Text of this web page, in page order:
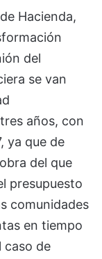
Hacienda,
del
se van
años, con
ya que de
del que
presupuesto
comunidades
en tiempo
caso de